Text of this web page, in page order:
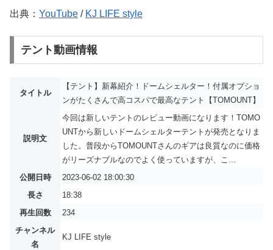
出典： YouTube / KJ LIFE style
テント動画情報
タイトル
【テント】新幕紹介！ドームシェルター！付属オプショ
ンがたくさんで高コスパで最高なテント【TOMOUNT】
説明文
今回は新しいテントのレビュー動画になります！TOMO
UNTから新しいドームシェルターテントが発売となりま
した。普段からTOMOUNTさんのギアは良質なのに価格
がリーズナブルなのでよく使っていますが、こ...
公開日時
2023-06-02 18:00:30
長さ
18:38
再生回数
234
チャンネル
名
KJ LIFE style